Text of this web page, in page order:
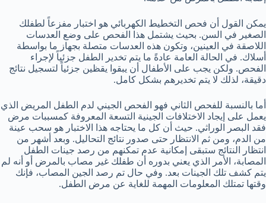
يمكن القول أن فحص التخطيط الكهربائي هو اختبار مفزعاً لطفلك
الصغير في السن. بحيث يشتمل هذا الفحص على وضع العدسات
اللاصقة في العينين، وتكون هذه العدسات متصلة بجهاز ما بواسطة
أسلاك. في الحالة العامة عادةً ما يتم تخدير الطفل جزئياً لإجراء
الفحص. ولكن يجب على الأطفال أن يبقوا يقظين جزئياً لتسجيل نتائج
دقيقة، لذلك لا يتم تخديرهم بشكل كامل.
أما بالنسبة للفحص الثاني فهو الفحص الجيني لدم الطفل المريض الذي
يعمل على إيجاد الاختلافات الجينية التسعة المعروفة كمسببات مرض
فقد البصر الوراثي. حيث أن كل ما يحتاجه هذا الاختبار هو سحب عينة
من الدم، ومن ثم الانتظار حتى صدور نتائج التحاليل. وبعد أشهر من
انتظار النتائج ستبقى إمكانية عدم تمكنهم من رصد جينات الطفل
المصابة، الأمر الذي يعني بدوره أن طفلك غير مصاب بالمرض أو أنه لم
يتم كشف تلك الجينات بعد. وفي حال تم رصد الجين المصاب، فإنك
وقتها تمتلك المعلومات المهمة للغاية عن مرض الطفل.